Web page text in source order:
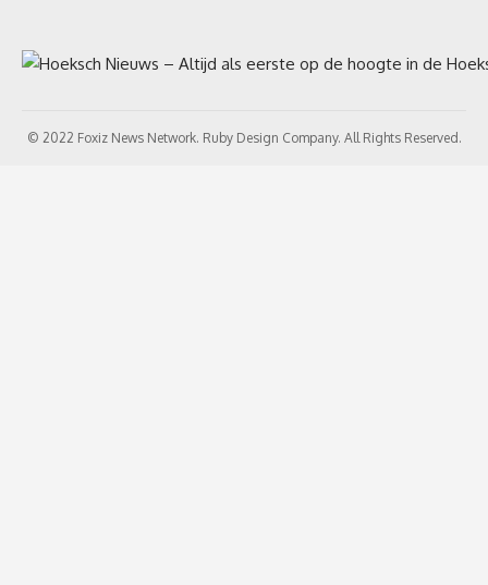
© 2022 Foxiz News Network. Ruby Design Company. All Rights Reserved.